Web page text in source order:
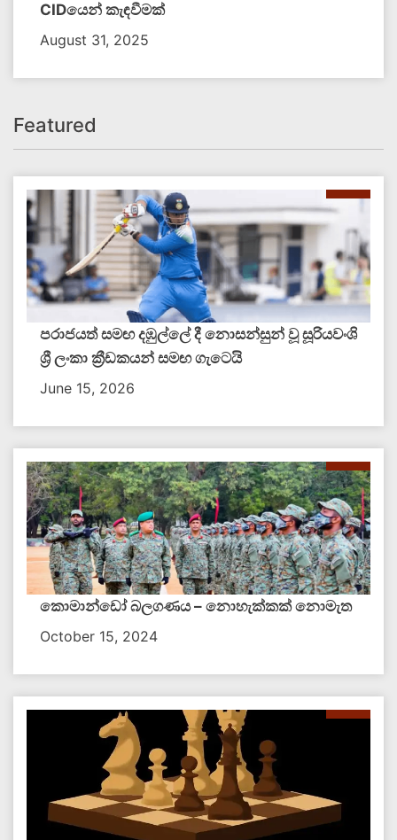
CIDයෙන් කැඳවීමක්
August 31, 2025
Featured
පරාජයත් සමඟ දඹුල්ලේ දී නොසන්සුන් වූ සූරියවංශි
ශ්‍රී ලංකා ක්‍රීඩකයන් සමඟ ගැටෙයි
June 15, 2026
කොමාන්ඩෝ බලගණය – නොහැක්කක් නොමැත​
October 15, 2024